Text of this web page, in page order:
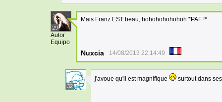
29
Autor
Equipo
Mais Franz EST beau, hohohohohohoh *PAF !*
Nuxcia 14/08/2013 22:14:49
32
j'avoue qu'il est magnifique surtout dans